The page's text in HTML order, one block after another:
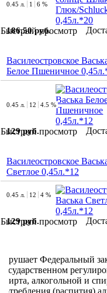
Быстрый просмотр
0.45 л. 1 6 %
186.50 руб.
Василеостровское
Белое Пшеничное
Быстрый просмотр
0.45 л. 12 4.5 %
129 руб.
Василеостровское
Светлое 0,45л.*12
Быстрый просмотр
0.45 л. 12 4 %
129 руб.
нарушает Федеральный
государственном
спирта, алкогольной и